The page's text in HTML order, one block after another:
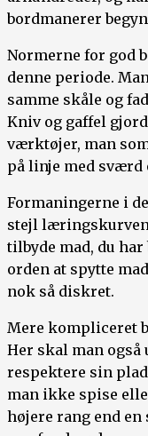
bordmanerer
Normerne for god
denne periode.
samme skåle og
Kniv og gaffel
værktøjer, man
på linje med sværd
Formaningerne i
stejl
tilbyde mad, du
orden at spytte
nok så diskret.
Mere kompliceret
Her skal man
respektere sin
man ikke spise
højere rang end en